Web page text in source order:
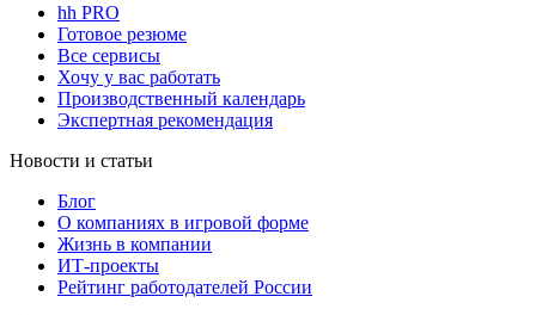
hh PRO
Готовое резюме
Все сервисы
Хочу у вас работать
Производственный календарь
Экспертная рекомендация
Новости и статьи
Блог
О компаниях в игровой форме
Жизнь в компании
ИТ-проекты
Рейтинг работодателей России